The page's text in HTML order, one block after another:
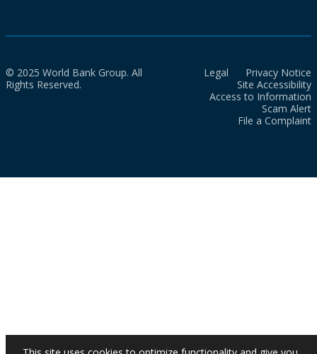
© 2025 World Bank Group. All
Rights Reserved.
Legal
Privacy Notice
Site Accessibility
Access to Information
Scam Alert
File a Complaint